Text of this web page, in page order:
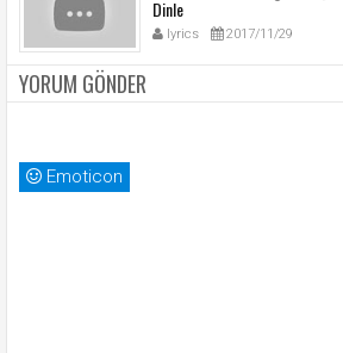
Dinle
lyrics 2017/11/29
YORUM GÖNDER
Emoticon